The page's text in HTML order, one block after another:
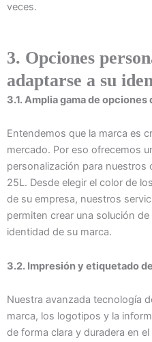
veces.
3. Opciones
adaptarse a su
3.1. Amplia gama de
Entendemos que la marca es
mercado. Por eso ofrecemos
personalización para
25L. Desde elegir el color de
de su empresa, nuestros
permiten crear una solución
identidad de su marca.
3.2. Impresión y etiquetado
Nuestra avanzada tecnología
marca, los logotipos y la
de forma clara y duradera en